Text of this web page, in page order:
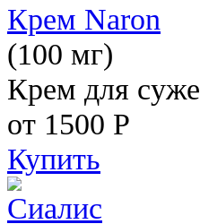
Крем Naron
(100 мг)
Крем для
от 1500 Р
Купить